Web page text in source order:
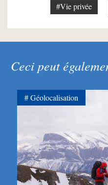
#Vie privée
Ceci peut
Géolocalisation